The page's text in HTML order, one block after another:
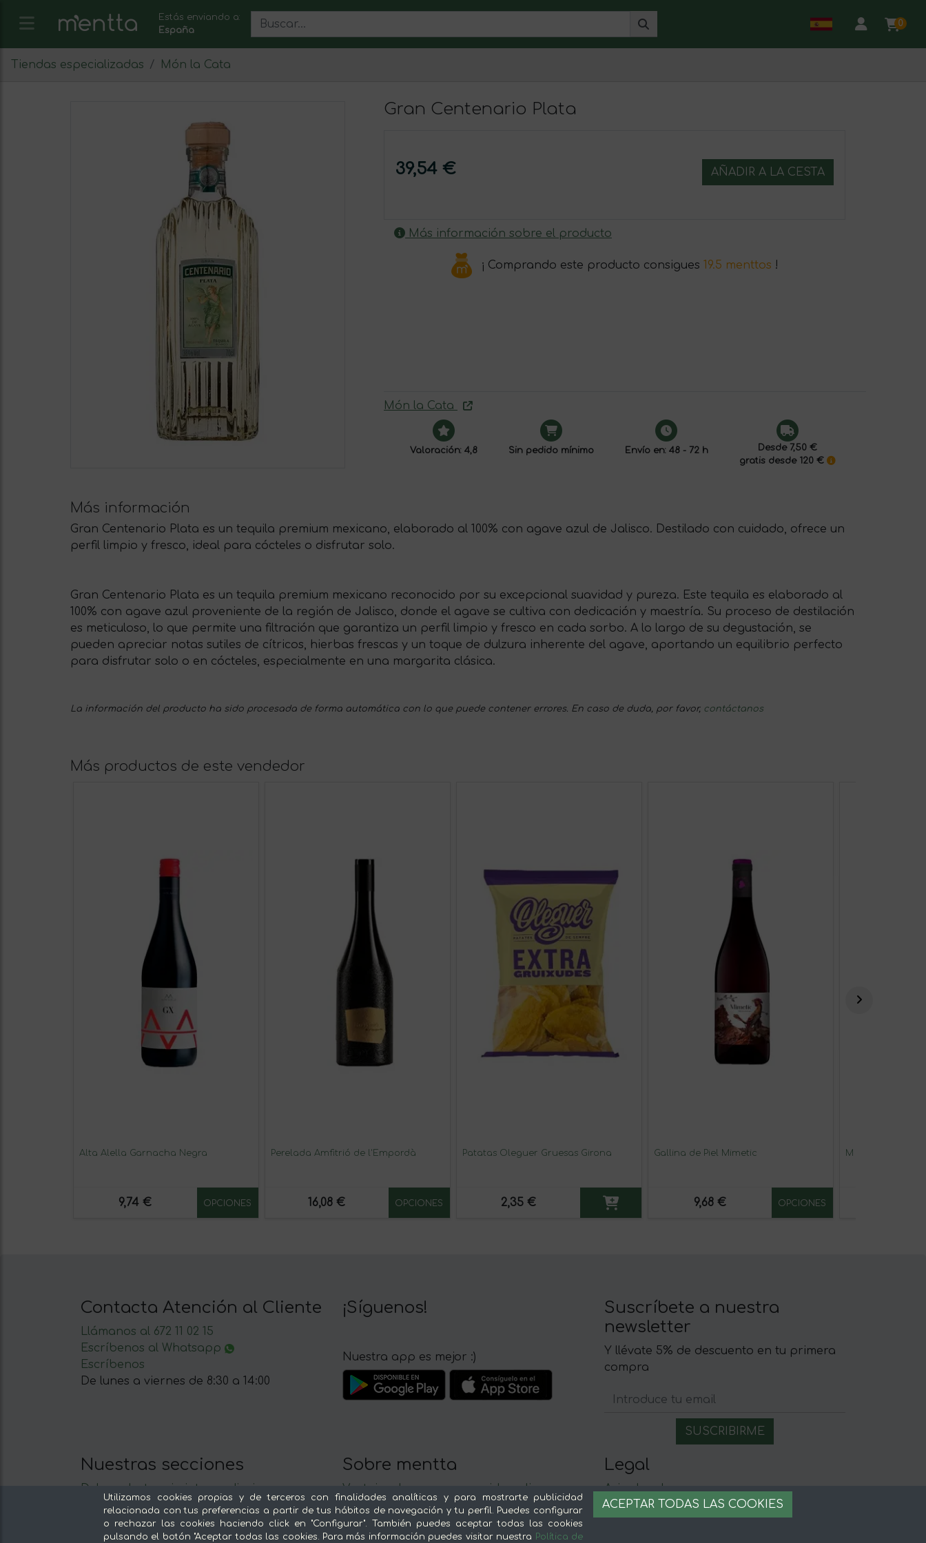
Estás enviando a:
España
0
Tiendas especializadas Món la Cata
Gran Centenario Plata
39,54 € AÑADIR A LA CESTA
Más información sobre el producto
¡ Comprando este producto consigues 19.5 menttos !
Món la Cata
Valoración: 4,8 Sin pedido mínimo Envío en: 48 - 72 h
Desde 7,50 €
gratis desde 120 €
Más información
Gran Centenario Plata es un tequila premium mexicano, elaborado al 100% con agave azul de Jalisco. Destilado con cuidado, ofrece un
perfil limpio y fresco, ideal para cócteles o disfrutar solo.
Gran Centenario Plata es un tequila premium mexicano reconocido por su excepcional suavidad y pureza. Este tequila es elaborado al
100% con agave azul proveniente de la región de Jalisco, donde el agave se cultiva con dedicación y maestría. Su proceso de destilación
es meticuloso, lo que permite una filtración que garantiza un perfil limpio y fresco en cada sorbo. A lo largo de su degustación, se
pueden apreciar notas sutiles de cítricos, hierbas frescas y un toque de dulzura inherente del agave, aportando un equilibrio perfecto
para disfrutar solo o en cócteles, especialmente en una margarita clásica.
La información del producto ha sido procesada de forma automática con lo que puede contener errores. En caso de duda, por favor, contáctanos
Más productos de este vendedor
Alta Alella Garnacha Negra
9,74 € OPCIONES
Perelada Amfitrió de l'Empordà
16,08 € OPCIONES
Patatas Oleguer Gruesas Girona
2,35 €
Gallina de Piel Mimetic
9,68 € OPCIONES
M de Murua
Contacta Atención al Cliente
Llámanos al 672 11 02 15
Escríbenos al Whatsapp
Escríbenos
De lunes a viernes de 8:30 a 14:00
¡Síguenos!
Nuestra app es mejor :)
Suscríbete a nuestra
newsletter
Y llévate 5% de descuento en tu primera
compra
Nuestras secciones
Del productor, sin intermediarios
Tiendas Especializadas y Productos
Gourmet
Nuestras cocinas
Sobre mentta
Ventajas de comprar comida online en
mentta
Conoce mentta
Blog de mentta
Legal
Aviso legal
Términos y condiciones
Pago seguro
Utilizamos cookies propias y de terceros con finalidades analíticas y para mostrarte publicidad
relacionada con tus preferencias a partir de tus hábitos de navegación y tu perfil. Puedes configurar
o rechazar las cookies haciendo click en "Configurar". También puedes aceptar todas las cookies
pulsando el botón "Aceptar todas las cookies. Para más información puedes visitar nuestra Política de
ACEPTAR TODAS LAS COOKIES